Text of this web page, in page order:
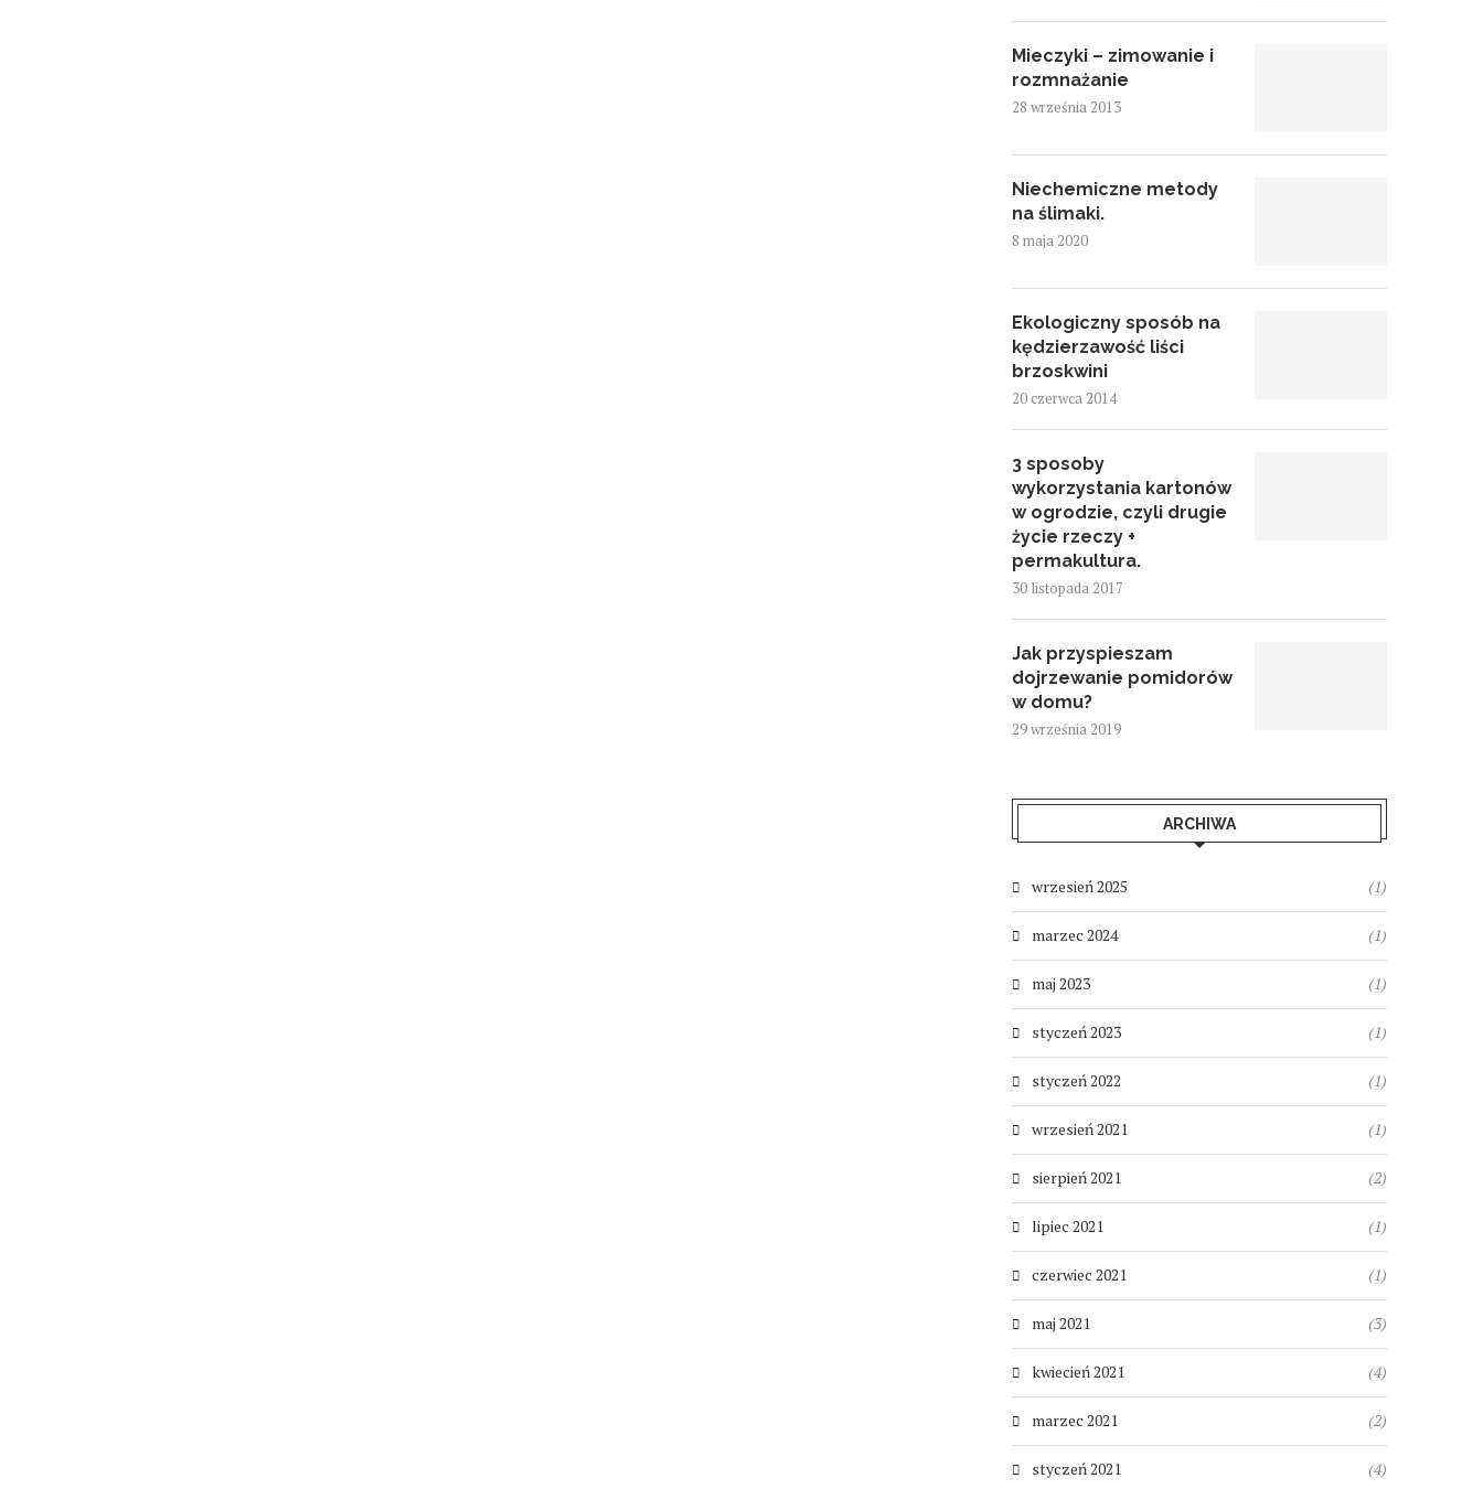
Mieczyki – zimowanie i
rozmnażanie
28 września 2013
Niechemiczne metody
na ślimaki.
8 maja 2020
Ekologiczny sposób na
kędzierzawość liści
brzoskwini
20 czerwca 2014
3 sposoby
wykorzystania kartonów
w ogrodzie, czyli drugie
życie rzeczy +
permakultura.
30 listopada 2017
Jak przyspieszam
dojrzewanie pomidorów
w domu?
29 września 2019
ARCHIWA
wrzesień 2025 (1)
marzec 2024 (1)
maj 2023 (1)
styczeń 2023 (1)
styczeń 2022 (1)
wrzesień 2021 (1)
sierpień 2021 (2)
lipiec 2021 (1)
czerwiec 2021 (1)
maj 2021 (3)
kwiecień 2021 (4)
marzec 2021 (2)
styczeń 2021 (4)